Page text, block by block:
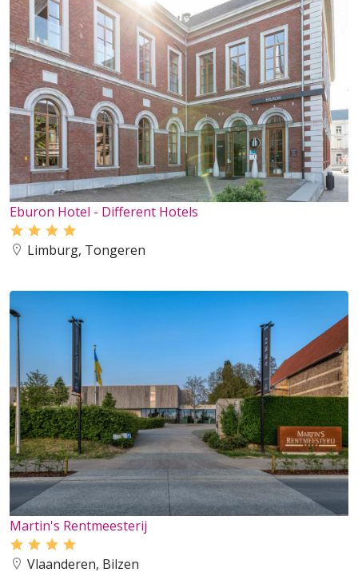
Eburon Hotel - Different Hotels
Limburg, Tongeren
Martin's Rentmeesterij
Vlaanderen, Bilzen